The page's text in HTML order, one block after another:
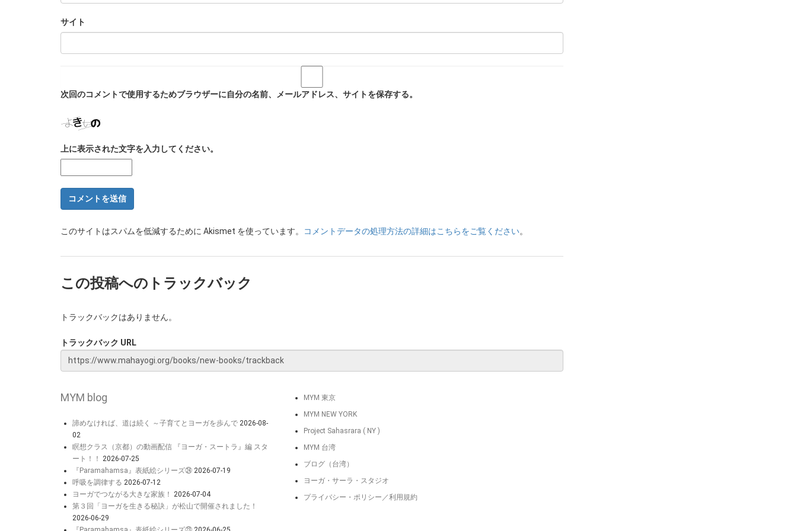
サイト
次回のコメントで使用するためブラウザーに自分の名前、メールアドレス、サイトを保存する。
上に表示された文字を入力してください。
このサイトはスパムを低減するために Akismet を使っています。 コメントデータの処理方法の詳細はこちらをご覧ください。
この投稿へのトラックバック
トラックバックはありません。
トラックバック URL
MYM blog
諦めなければ、道は続く ～子育てとヨーガを歩んで 2026-08-
02
瞑想クラス（京都）の動画配信 『ヨーガ・スートラ』編 スタ
ート！！
2026-07-25
『Paramahamsa』表紙絵シリーズ㉔ 2026-07-19
呼吸を調律する 2026-07-12
ヨーガでつながる大きな家族！
2026-07-04
第３回「ヨーガを生きる秘訣」が松山で開催されました！
2026-06-29
MYM 東京
MYM NEW YORK
Project Sahasrara ( NY )
MYM 台湾
ブログ（台湾）
ヨーガ・サーラ・スタジオ
プライバシー・ポリシー／利用規約